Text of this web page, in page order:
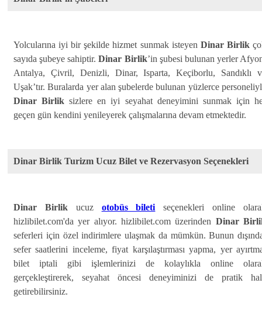
Yolcularına iyi bir şekilde hizmet sunmak isteyen Dinar Birlik
sayıda şubeye sahiptir.Dinar Birlik’in şubesi bulunan yerler
Antalya, Çivril, Denizli, Dinar, Isparta, Keçiborlu, Sandıklı
Uşak’tır. Buralarda yer alan şubelerde bulunan yüzlerce
Dinar Birlik sizlere en iyi seyahat deneyimini sunmak için
geçen gün kendini yenileyerek çalışmalarına devam etmektedir.
Dinar Birlik Turizm Ucuz Bilet ve Rezervasyon Seçenekleri
Dinar Birlikucuz otobüs bileti seçenekleri online
hizlibilet.com'da yer alıyor. hizlibilet.com üzerinden Dinar
seferleri için özel indirimlere ulaşmak da mümkün. Bunun
sefer saatlerini inceleme, fiyat karşılaştırması yapma, yer
bilet iptali gibi işlemlerinizi de kolaylıkla online
gerçekleştirerek, seyahat öncesi deneyiminizi de pratik
getirebilirsiniz.